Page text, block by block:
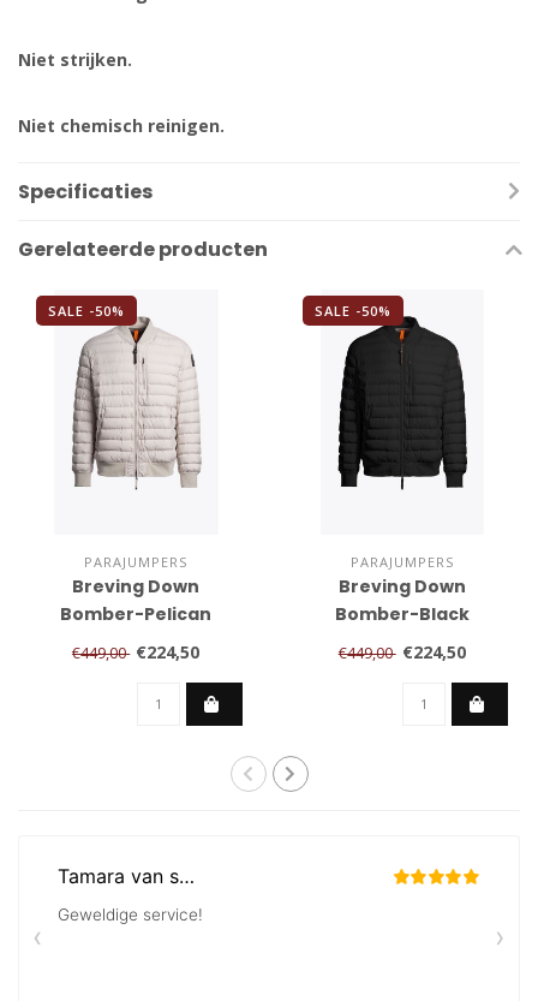
Niet strijken.
Niet chemisch reinigen.
Specificaties
Gerelateerde producten
SALE -50%
PARAJUMPERS
Breving Down
Bomber-Pelican
€449,00 €224,50
SALE -50%
PARAJUMPERS
Breving Down
Bomber-Black
€449,00 €224,50